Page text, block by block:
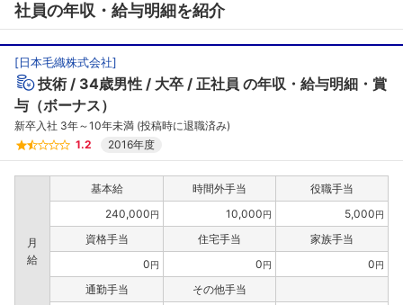
社員の年収・給与明細を紹介
[日本毛織株式会社]
技術 34歳男性 大卒 正社員 の年収・給与明細・賞
与（ボーナス）
新卒入社 3年～10年未満 (投稿時に退職済み)
1.2
2016年度
月
給
基本給 時間外手当
役職手当
240,000円 10,000円 5,000円
資格手当 住宅手当
家族手当
0円 0円 0円
通勤手当 その他手当